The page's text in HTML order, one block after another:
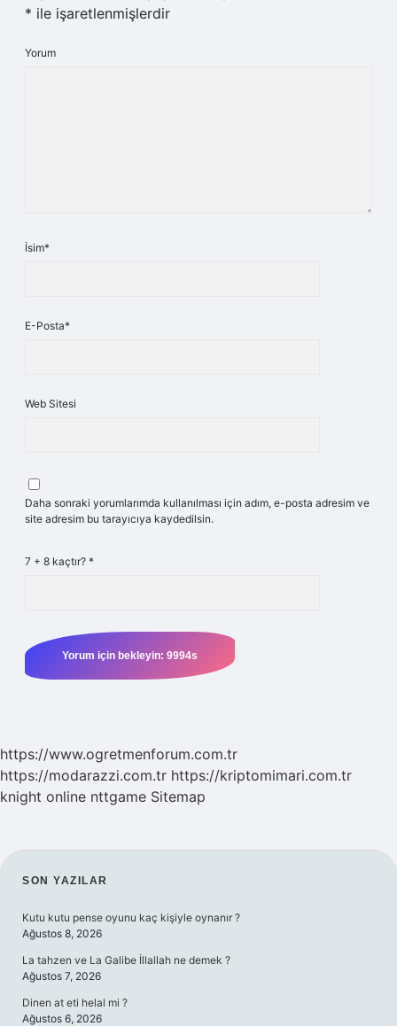
* ile işaretlenmişlerdir
Yorum
İsim*
E-Posta*
Web Sitesi
Daha sonraki yorumlarımda kullanılması için adım, e-posta adresim ve
site adresim bu tarayıcıya kaydedilsin.
7 + 8 kaçtır? *
https://www.ogretmenforum.com.tr
https://modarazzi.com.tr https://kriptomimari.com.tr
knight online nttgame Sitemap
SIDEBAR
SON YAZILAR
Kutu kutu pense oyunu kaç kişiyle oynanır ?
Ağustos 8, 2026
La tahzen ve La Galibe İllallah ne demek ?
Ağustos 7, 2026
Dinen at eti helal mi ?
Ağustos 6, 2026